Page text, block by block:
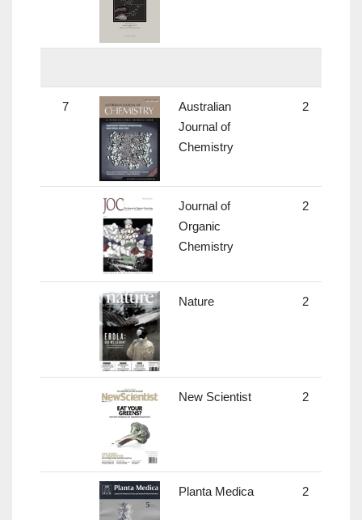
7
Australian
Journal of
Chemistry
2
Journal of
Organic
Chemistry
2
Nature 2
New Scientist 2
Planta Medica 2